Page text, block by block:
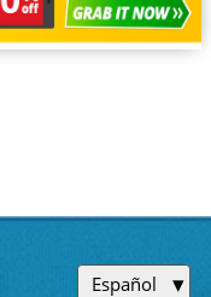
Español